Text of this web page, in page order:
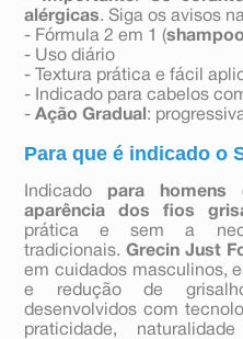
alérgicas. Siga os avisos
- Fórmula 2 em 1 (
- Uso diário
- Textura prática e fácil
- Indicado para cabelos
-Ação Gradual :
Para que é indicado o
Indicado para homens
aparência dos fios
prática e sem a
tradicionais.Grecin Just
em cuidados masculinos,
e redução de
desenvolvidos com
praticidade,